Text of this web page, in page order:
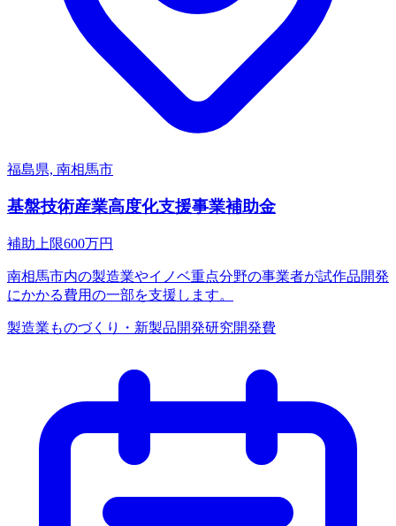
福島県, 南相馬市
基盤技術産業高度化支援事業補助金
補助上限600万円
南相馬市内の製造業やイノベ重点分野の事業者が試作品開発
にかかる費用の一部を支援します。
製造業 ものづくり・新製品開発研究開発費